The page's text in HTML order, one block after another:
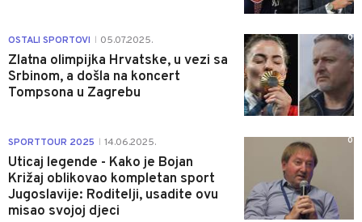
OSTALI SPORTOVI 05.07.2025.
Zlatna olimpijka Hrvatske, u vezi sa
Srbinom, a došla na koncert
Tompsona u Zagrebu
0
SPORTTOUR 2025 14.06.2025.
Uticaj legende - Kako je Bojan
Križaj oblikovao kompletan sport
Jugoslavije: Roditelji, usadite ovu
misao svojoj djeci
0